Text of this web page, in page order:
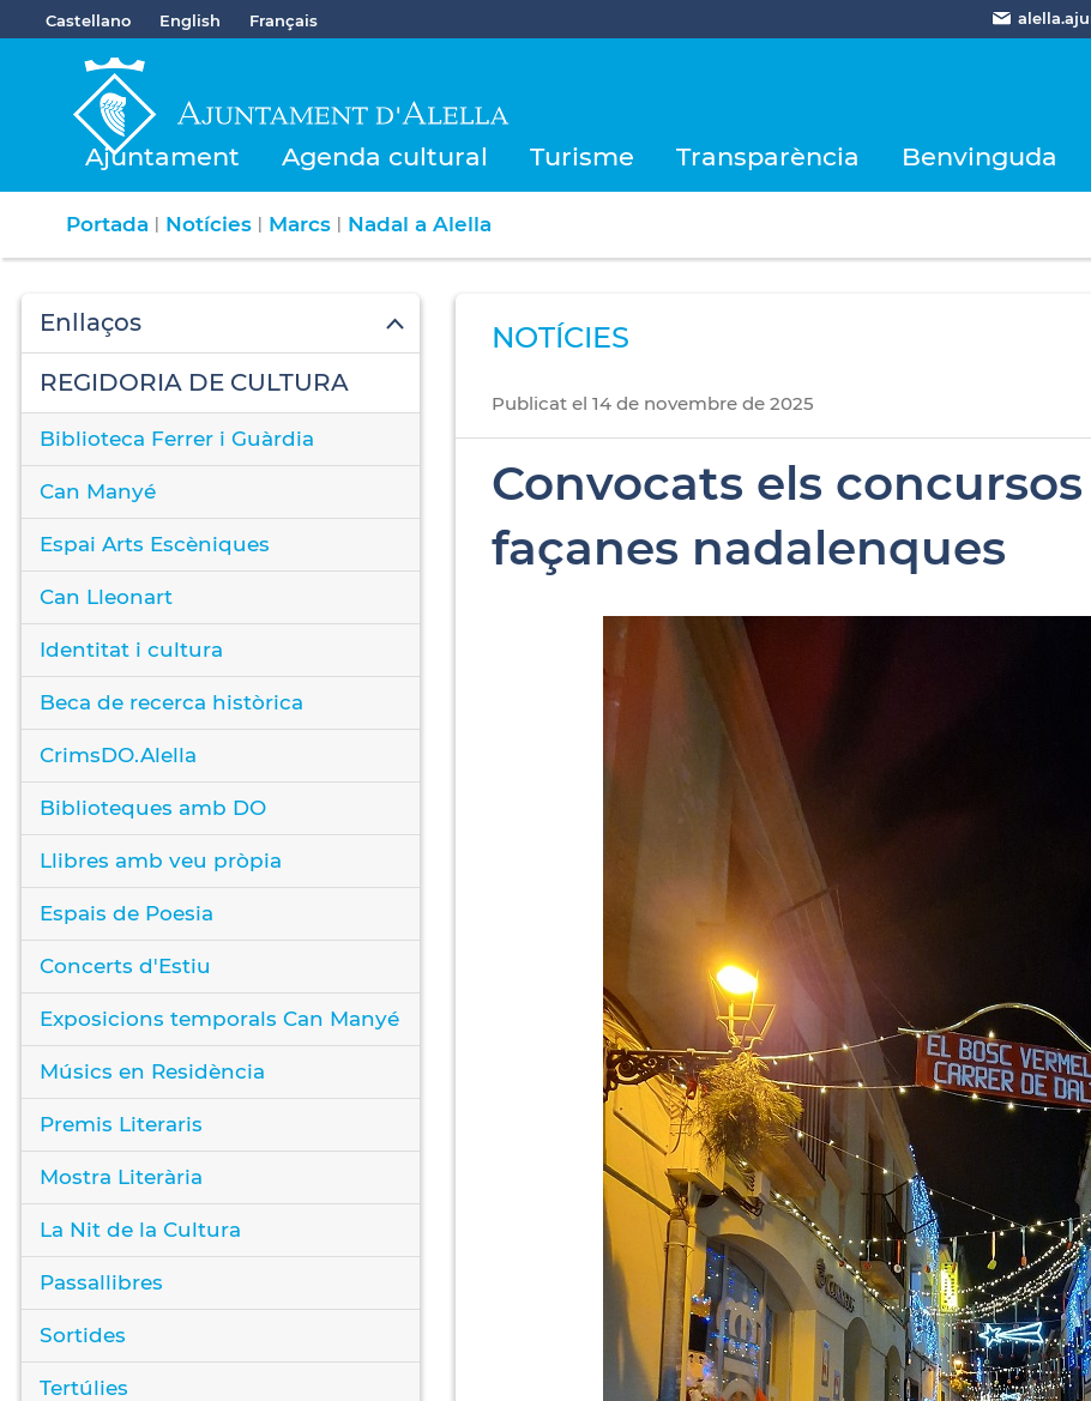
Castellano English Français
Ajuntament Agenda cultural Turisme Transparència Benvinguda
Portada | Notícies | Marcs | Nadal a Alella
Enllaços
REGIDORIA DE CULTURA
Biblioteca Ferrer i Guàrdia
Can Manyé
Espai Arts Escèniques
Can Lleonart
Identitat i cultura
Beca de recerca històrica
CrimsDO.Alella
Biblioteques amb DO
Llibres amb veu pròpia
Espais de Poesia
Concerts d'Estiu
Exposicions temporals Can Manyé
Músics en Residència
Premis Literaris
Mostra Literària
La Nit de la Cultura
Passallibres
Sortides
Tertúlies
NOTÍCIES
Publicat el 14 denovembre de2025
Convocats els
façanes nadalenques